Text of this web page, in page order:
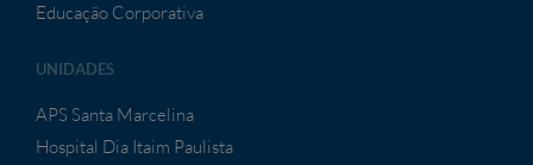
Educação Corporativa
UNIDADES
APS Santa Marcelina
Hospital Dia Itaim Paulista